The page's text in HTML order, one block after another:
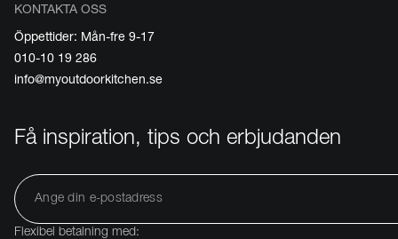
KONTAKTA OSS
Öppettider: Mån-fre 9-17
010-10 19 286
info@myoutdoorkitchen.se
Få inspiration, tips och erbjudanden
Flexibel betalning med: